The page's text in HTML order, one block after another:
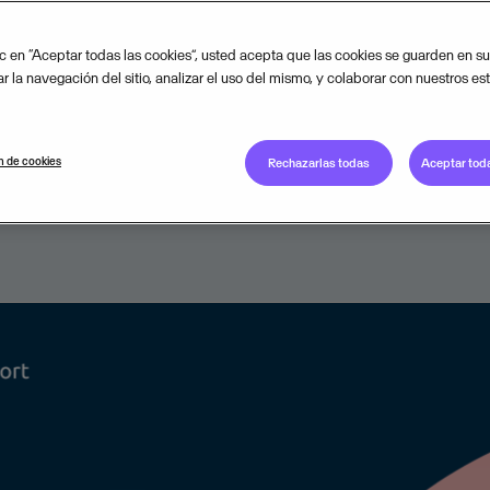
el 2025 con 2.700 millones de
Recurrentes (ARR).
en “Aceptar todas las cookies”, usted acepta que las cookies se guarden en
la navegación del sitio, analizar el uso del mismo, y colaborar con nuestros
de cookies Rechazarlas todas Aceptar